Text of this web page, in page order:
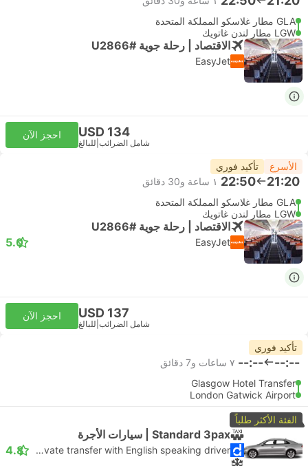
GLA مطار غلاسكو المملكة المتحدة
LGW مطار لندن غاتويك
الاقتصاد | رحلة جوية #U2866
EasyJet
USD 134
شامل الضرائب للبالغ
احجز الآن
الأسرع تأكيد فوري
21:20
22:50 ١ ساعة و‫30 دقائق
GLA مطار غلاسكو المملكة المتحدة
LGW مطار لندن غاتويك
الاقتصاد | رحلة جوية #U2866
EasyJet
5.0
USD 137
شامل الضرائب للبالغ
احجز الآن
تأكيد فوري
--:--
--:-- ٧ ساعات و‫7 دقائق
Glasgow Hotel Transfer
London Gatwick Airport
الفئة الأكثر طلباً
Standard 3pax | سيارات الأجرة
Daytrip private transfer with English speaking driver
4.8